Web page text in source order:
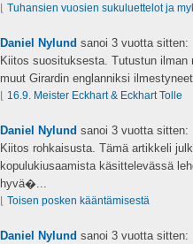
⌊ Tuhansien vuosien sukuluettelot ja
Daniel Nylund sanoi 3 vuotta sitten:
Kiitos suosituksesta. Tutustun
muut Girardin englanniksi ilmestyneet
⌊ 16.9. Meister Eckhart & Eckhart Tolle
Daniel Nylund sanoi 3 vuotta sitten:
Kiitos rohkaisusta. Tämä artikkeli
kopulukiusaamista käsittelevässä
hyvä�...
⌊ Toisen posken kääntämisestä
Daniel Nylund sanoi 3 vuotta sitten: